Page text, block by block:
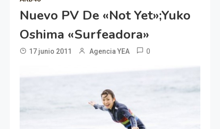
Nuevo PV De «Not Yet»;Yuko
Oshima «Surfeadora»
17 junio 2011 Agencia YEA 0